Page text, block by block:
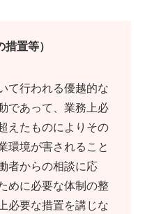
置等）
て行われる優越的な
であって、業務上必
えたものによりその
環境が害されること
者からの相談に応
めに必要な体制の整
必要な措置を講じな